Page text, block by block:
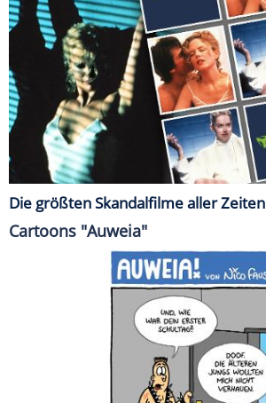
Die größten Skandalfilme aller Zeiten
Cartoons "Auweia"